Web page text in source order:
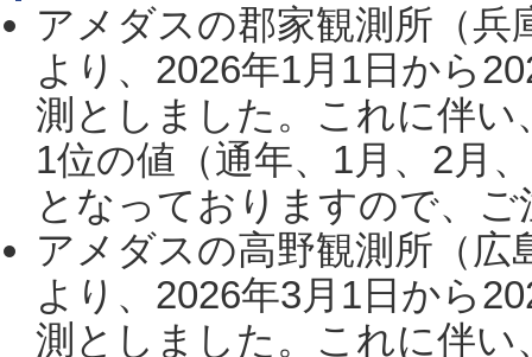
アメダスの郡家観測所（
より、2026年1月1日から
測としました。これに伴い
1位の値（通年、1月、2月
となっておりますので、
アメダスの高野観測所（
より、2026年3月1日から
測としました。これに伴い